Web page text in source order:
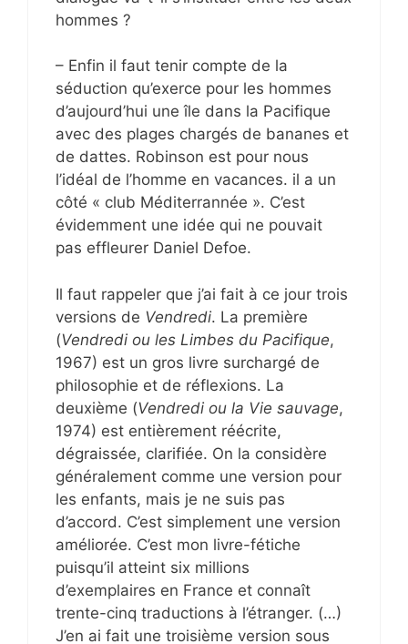
hommes ?
– Enfin il faut tenir compte de la
séduction qu’exerce pour les hommes
d’aujourd’hui une île dans la Pacifique
avec des plages chargés de bananes et
de dattes. Robinson est pour nous
l’idéal de l’homme en vacances. il a un
côté « club Méditerrannée ». C’est
évidemment une idée qui ne pouvait
pas effleurer Daniel Defoe.
Il faut rappeler que j’ai fait à ce jour trois
versions de Vendredi. La première
(Vendredi ou les Limbes du Pacifique,
1967) est un gros livre surchargé de
philosophie et de réflexions. La
deuxième (Vendredi ou la Vie sauvage,
1974) est entièrement réécrite,
dégraissée, clarifiée. On la considère
généralement comme une version pour
les enfants, mais je ne suis pas
d’accord. C’est simplement une version
améliorée. C’est mon livre-fétiche
puisqu’il atteint six millions
d’exemplaires en France et connaît
trente-cinq traductions à l’étranger. (…)
J’en ai fait une troisième version sous